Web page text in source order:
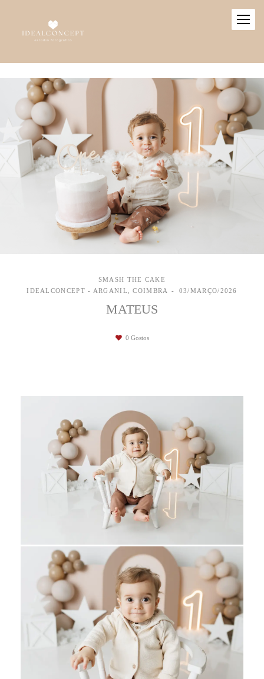
SMASH THE CAKE
IDEALCONCEPT - ARGANIL, COIMBRA
03/MARÇO/2026
MATEUS
0 Gostos